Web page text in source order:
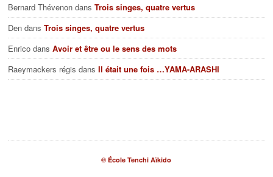
Bernard Thévenon dansTrois singes, quatre vertus
Den dansTrois singes, quatre vertus
Enrico dansAvoir et être ou le sens des mots
Raeymackers régis dansIl était une fois …YAMA-ARASHI
© École Tenchi Aïkido